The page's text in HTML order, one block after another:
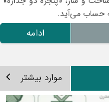
حساب می‌آید.
ادامه
موارد بیشتر